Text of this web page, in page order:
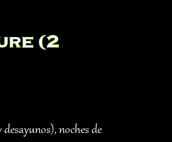
(2
noches de